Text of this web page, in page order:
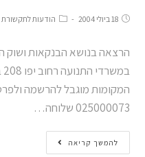
18 ביולי 2004 הודעות לתקשורת
המקומות מוגבל להרשמה
025000073 שלוחה…
להמשך קריאה